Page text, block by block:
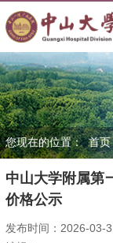
您现在的位置： 首页
中山大学附属第
价格公示
发布时间：2026-03-